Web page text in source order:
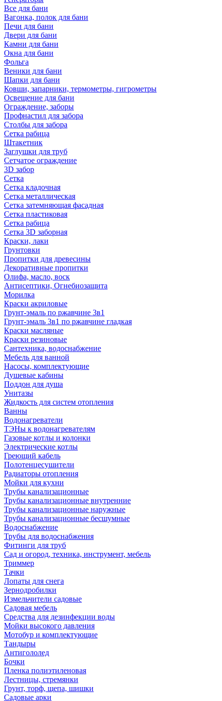
Все для бани
Вагонка, полок для бани
Печи для бани
Двери для бани
Камни для бани
Окна для бани
Фольга
Веники для бани
Шапки для бани
Ковши, запарники, термометры, гигрометры
Освещение для бани
Ограждение, заборы
Профнастил для забора
Столбы для забора
Сетка рабица
Штакетник
Заглушки для труб
Сетчатое ограждение
3D забор
Сетка
Сетка кладочная
Сетка металлическая
Сетка затемняющая фасадная
Сетка пластиковая
Сетка рабица
Сетка 3D заборная
Краски, лаки
Грунтовки
Пропитки для древесины
Декоративные пропитки
Олифа, масло, воск
Антисептики, Огнебиозащита
Морилка
Краски акриловые
Грунт-эмаль по ржавчине 3в1
Грунт-эмаль 3в1 по ржавчине гладкая
Краски масляные
Краски резиновые
Сантехника, водоснабжение
Мебель для ванной
Насосы, комплектующие
Душевые кабины
Поддон для душа
Унитазы
Жидкость для систем отопления
Ванны
Водонагреватели
ТЭНы к водонагревателям
Газовые котлы и колонки
Электрические котлы
Греющий кабель
Полотенцесушители
Радиаторы отопления
Мойки для кухни
Трубы канализационные
Трубы канализационные внутренние
Трубы канализационные наружные
Трубы канализационные бесшумные
Водоснабжение
Трубы для водоснабжения
Фитинги для труб
Сад и огород, техника, инструмент, мебель
Триммер
Тачки
Лопаты для снега
Зернодробилки
Измельчители садовые
Садовая мебель
Средства для дезинфекции воды
Мойки высокого давления
Мотобур и комплектующие
Тандыры
Антигололед
Бочки
Пленка полиэтиленовая
Лестницы, стремянки
Грунт, торф, щепа, шишки
Садовые арки